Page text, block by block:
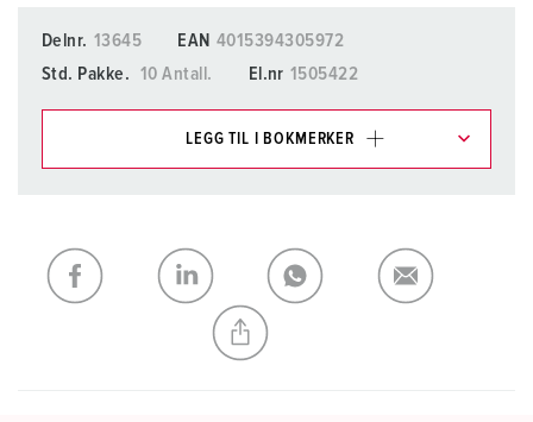
Delnr. 13645 EAN 4015394305972
Std. Pakke.
10 Antall. El.nr 1505422
LEGG TIL I BOKMERKER
Min liste LEGG TIL
OPPRETT EN NY LISTE